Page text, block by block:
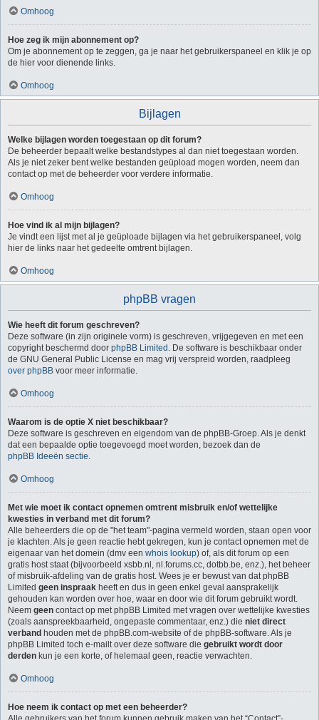
Omhoog
Hoe zeg ik mijn abonnement op?
Om je abonnement op te zeggen, ga je naar het gebruikerspaneel en klik je op
de hier voor dienende links.
Omhoog
Bijlagen
Welke bijlagen worden toegestaan op dit forum?
De beheerder bepaalt welke bestandstypes al dan niet toegestaan worden.
Als je niet zeker bent welke bestanden geüpload mogen worden, neem dan
contact op met de beheerder voor verdere informatie.
Omhoog
Hoe vind ik al mijn bijlagen?
Je vindt een lijst met al je geüploade bijlagen via het gebruikerspaneel, volg
hier de links naar het gedeelte omtrent bijlagen.
Omhoog
phpBB vragen
Wie heeft dit forum geschreven?
Deze software (in zijn originele vorm) is geschreven, vrijgegeven en met een
copyright beschermd door phpBB Limited . De software is beschikbaar onder
de GNU General Public License en mag vrij verspreid worden, raadpleeg
over phpBB voor meer informatie.
Omhoog
Waarom is de optie X niet beschikbaar?
Deze software is geschreven en eigendom van de phpBB-Groep. Als je denkt
dat een bepaalde optie toegevoegd moet worden, bezoek dan de
phpBB Ideeën sectie.
Omhoog
Met wie moet ik contact opnemen omtrent misbruik en/of wettelijke
kwesties in verband met dit forum?
Alle beheerders die op de "het team"-pagina vermeld worden, staan open voor
je klachten. Als je geen reactie hebt gekregen, kun je contact opnemen met de
eigenaar van het domein (dmv een whois lookup) of, als dit forum op een
gratis host staat (bijvoorbeeld xsbb.nl, nl.forums.cc, dotbb.be, enz.), het beheer
of misbruik-afdeling van de gratis host. Wees je er bewust van dat phpBB
Limited geen inspraak heeft en dus in geen enkel geval aansprakelijk
gehouden kan worden over hoe, waar en door wie dit forum gebruikt wordt.
Neem geen contact op met phpBB Limited met vragen over wettelijke kwesties
(zoals aanspreekbaarheid, ongepaste commentaar, enz.) die niet direct
verband houden met de phpBB.com-website of de phpBB-software. Als je
phpBB Limited toch e-mailt over deze software die gebruikt wordt door
derden kun je een korte, of helemaal geen, reactie verwachten.
Omhoog
Hoe neem ik contact op met een beheerder?